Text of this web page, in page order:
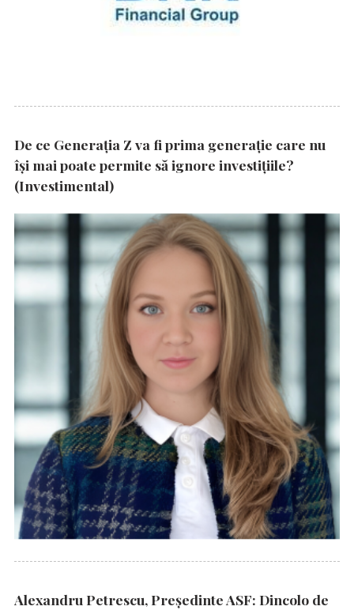
De ce Generația Z va fi prima generație care nu
își mai poate permite să ignore investițiile?
(Investimental)
Alexandru Petrescu, Președinte ASF: Dincolo de